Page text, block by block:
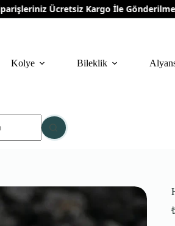
Ücretsiz Kargo İle
Kolye Bileklik